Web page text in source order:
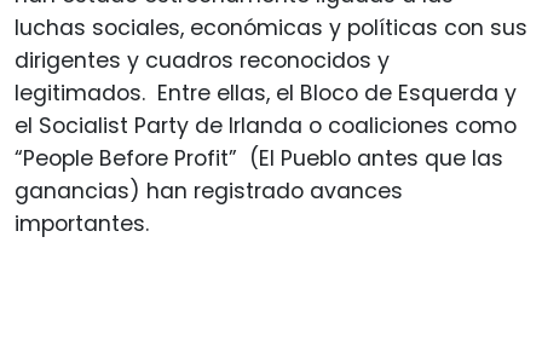
luchas sociales, económicas y políticas con sus
dirigentes y cuadros reconocidos y
legitimados. Entre ellas, el Bloco de Esquerda y
el Socialist Party de Irlanda o coaliciones como
“People Before Profit” (El Pueblo antes que las
ganancias) han registrado avances
importantes.